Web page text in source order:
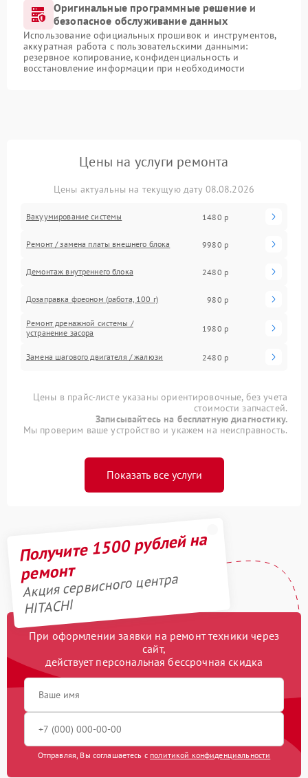
Оригинальные программные решение и
безопасное обслуживание данных
Использование официальных прошивок и инструментов,
аккуратная работа с пользовательскими данными:
резервное копирование, конфиденциальность и
восстановление информации при необходимости
Цены на услуги ремонта
Цены актуальны на текущую дату 08.08.2026
Вакуумирование системы 1480 р
Ремонт / замена платы внешнего блока 9980 р
Демонтаж внутреннего блока 2480 р
Дозаправка фреоном (работа, 100 г) 980 р
Ремонт дренажной системы /
устранение засора
1980 р
Замена шагового двигателя / жалюзи 2480 р
Цены в прайс-листе указаны ориентировочные, без учета
стоимости запчастей.
Записывайтесь на бесплатную диагностику.
Мы проверим ваше устройство и укажем на неисправность.
Показать все услуги
Получите 1500 рублей на
ремонт
Акция сервисного центра
HITACHI
При оформлении заявки на ремонт техники через
сайт,
действует персональная бессрочная скидка
Отправляя, Вы соглашаетесь с политикой конфиденциальности